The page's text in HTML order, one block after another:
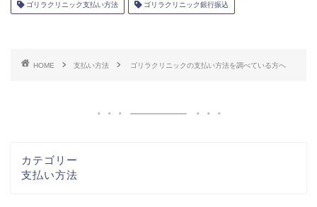
ゴリラクリニック支払い方法 ゴリラクリニック銀行振込
HOME 支払い方法 ゴリラクリニックの支払い方法を調べている方へ
カテゴリー
支払い方法